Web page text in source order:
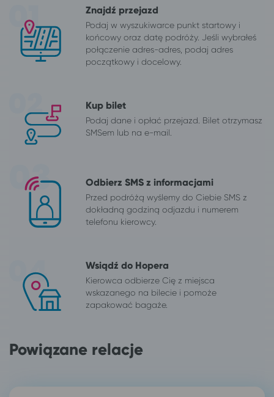
Znajdź przejazd
Podaj w wyszukiwarce punkt startowy i
końcowy oraz datę podróży. Jeśli wybrałeś
połączenie adres-adres, podaj adres
początkowy i docelowy.
Kup bilet
Podaj dane i opłać przejazd. Bilet otrzymasz
SMSem lub na e-mail.
Odbierz SMS z informacjami
Przed podróżą wyślemy do Ciebie SMS z
dokładną godziną odjazdu i numerem
telefonu kierowcy.
Wsiądź do Hopera
Kierowca odbierze Cię z miejsca
wskazanego na bilecie i pomoże
zapakować bagaże.
Powiązane relacje